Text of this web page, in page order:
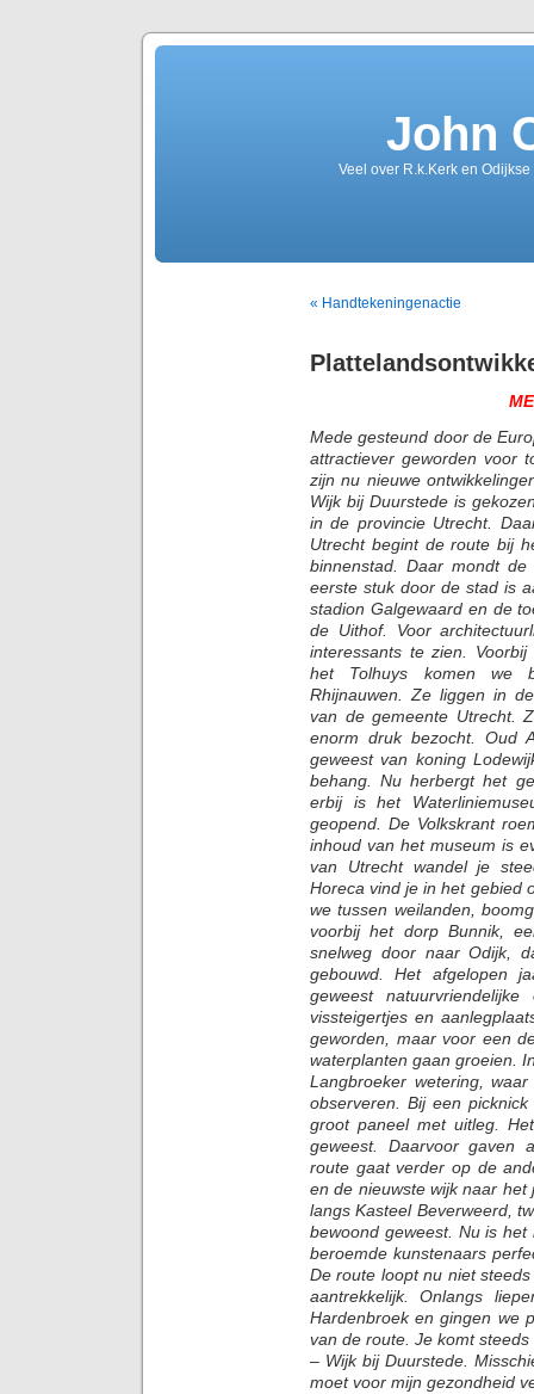
John
Veel over R.k.Kerk en
« Handtekeningenactie
Mede gesteund door de
attractiever geworden voor
zijn nu nieuwe
Wijk bij Duurstede is
in de provincie Utrecht.
Utrecht begint de route bij
binnenstad. Daar mondt
eerste stuk door de stad is
stadion Galgewaard en de
de Uithof. Voor
interessants te zien.
het Tolhuys komen we
Rhijnauwen. Ze liggen in
van de gemeente Utrecht.
enorm druk bezocht. Oud
geweest van koning
behang. Nu herbergt het
erbij is het
geopend. De Volkskrant
inhoud van het museum is
van Utrecht wandel je
Horeca vind je in het gebied
we tussen weilanden,
voorbij het dorp Bunnik,
snelweg door naar Odijk,
gebouwd. Het afgelopen
geweest
vissteigertjes en
geworden, maar voor een
waterplanten gaan groeien.
Langbroeker wetering,
observeren. Bij een
groot paneel met uitleg.
geweest. Daarvoor gaven
route gaat verder op de
en de nieuwste wijk naar
langs Kasteel Beverweerd,
bewoond geweest. Nu is
beroemde kunstenaars
De route loopt nu niet
aantrekkelijk. Onlangs
Hardenbroek en gingen we
van de route. Je komt
– Wijk bij Duurstede.
moet voor mijn gezondheid